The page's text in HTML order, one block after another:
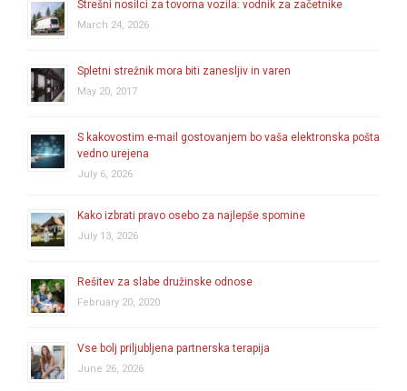
Strešni nosilci za tovorna vozila: vodnik za začetnike
March 24, 2026
Spletni strežnik mora biti zanesljiv in varen
May 20, 2017
S kakovostim e-mail gostovanjem bo vaša elektronska pošta
vedno urejena
July 6, 2026
Kako izbrati pravo osebo za najlepše spomine
July 13, 2026
Rešitev za slabe družinske odnose
February 20, 2020
Vse bolj priljubljena partnerska terapija
June 26, 2026